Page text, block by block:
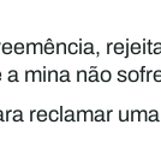
mina não
reclamar